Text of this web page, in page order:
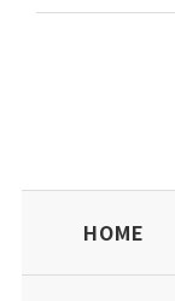
高所作業車等は
HOME